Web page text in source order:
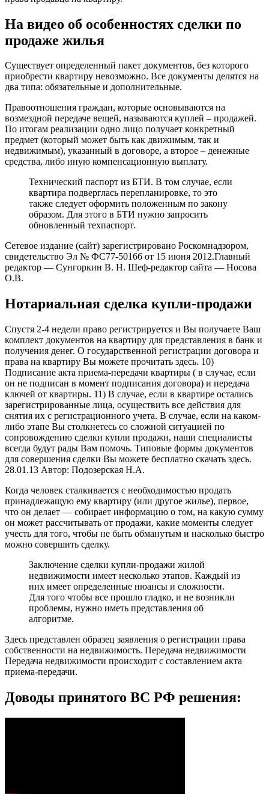
На видео об особенностях сделки по
продаже жилья
Существует определенный пакет документов, без которого
приобрести квартиру невозможно. Все документы делятся на
два типа: обязательные и дополнительные.
Правоотношения граждан, которые основываются на
возмездной передаче вещей, называются куплей – продажей.
По итогам реализации одно лицо получает конкретный
предмет (который может быть как движимым, так и
недвижимым), указанный в договоре, а второе – денежные
средства, либо иную компенсационную выплату.
Технический паспорт из БТИ. В том случае, если
квартира подверглась перепланировке, то это
также следует оформить положенным по закону
образом. Для этого в БТИ нужно запросить
обновленный техпаспорт.
Сетевое издание (сайт) зарегистрировано Роскомнадзором,
свидетельство Эл № ФC77-50166 от 15 июня 2012.Главный
редактор — Сунгоркин В. Н. Шеф-редактор сайта — Носова
О.В.
Нотариальная сделка купли-продажи
Спустя 2-4 недели право регистрируется и Вы получаете Ваш
комплект документов на квартиру для представления в банк и
получения денег. О государственной регистрации договора и
права на квартиру Вы можете прочитать здесь. 10)
Подписание акта приема-передачи квартиры ( в случае, если
он не подписан в момент подписания договора) и передача
ключей от квартиры. 11) В случае, если в квартире остались
зарегистрированные лица, осуществить все действия для
снятия их с регистрационного учета. В случае, если на каком-
либо этапе Вы столкнетесь со сложной ситуацией по
сопровождению сделки купли продажи, наши специалисты
всегда будут рады Вам помочь. Типовые формы документов
для совершения сделки Вы можете бесплатно скачать здесь.
28.01.13 Автор: Подозерская Н.А.
Когда человек сталкивается с необходимостью продать
принадлежащую ему квартиру (или другое жилье), первое,
что он делает — собирает информацию о том, на какую сумму
он может рассчитывать от продажи, какие моменты следует
учесть для того, чтобы не быть обманутым и насколько быстро
можно совершить сделку.
Заключение сделки купли-продажи жилой
недвижимости имеет несколько этапов. Каждый из
них имеет определенные нюансы и сложности.
Для того чтобы все прошло гладко, и не возникли
проблемы, нужно иметь представления об
алгоритме.
Здесь представлен образец заявления о регистрации права
собственности на недвижимость. Передача недвижимости
Передача недвижимости происходит с составлением акта
приема-передачи.
Доводы принятого ВС РФ решения: